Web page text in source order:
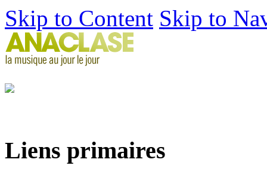
Skip to Content Skip to
Liens primaires